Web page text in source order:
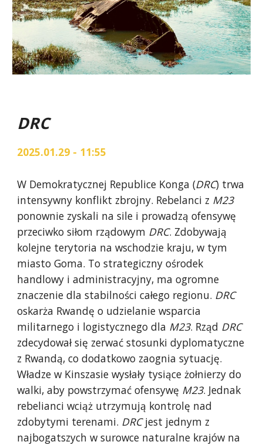
DRC
2025.01.29 - 11:55
W Demokratycznej Republice Konga (DRC) trwa
intensywny konflikt zbrojny. Rebelanci z M23
ponownie zyskali na sile i prowadzą ofensywę
przeciwko siłom rządowym DRC. Zdobywają
kolejne terytoria na wschodzie kraju, w tym
miasto Goma. To strategiczny ośrodek
handlowy i administracyjny, ma ogromne
znaczenie dla stabilności całego regionu. DRC
oskarża Rwandę o udzielanie wsparcia
militarnego i logistycznego dla M23. Rząd DRC
zdecydował się zerwać stosunki dyplomatyczne
z Rwandą, co dodatkowo zaognia sytuację.
Władze w Kinszasie wysłały tysiące żołnierzy do
walki, aby powstrzymać ofensywę M23. Jednak
rebelianci wciąż utrzymują kontrolę nad
zdobytymi terenami. DRCjest jednym z
najbogatszych w surowce naturalne krajów na